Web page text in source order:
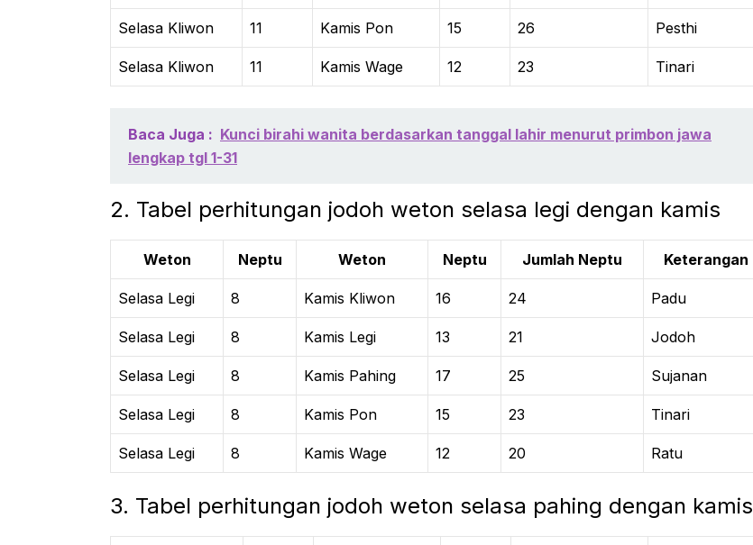
Selasa Kliwon 11 Kamis Pon 15 26 Pesthi
Selasa Kliwon 11 Kamis Wage 12 23 Tinari
Baca Juga : Kunci birahi wanita berdasarkan tanggal lahir menurut primbon jawa
lengkap tgl 1-31
2. Tabel perhitungan jodoh weton selasa legi dengan kamis
Weton Neptu Weton Neptu Jumlah Neptu Keterangan
Selasa Legi 8 Kamis Kliwon 16 24 Padu
Selasa Legi 8 Kamis Legi 13 21 Jodoh
Selasa Legi 8 Kamis Pahing 17 25 Sujanan
Selasa Legi 8 Kamis Pon 15 23 Tinari
Selasa Legi 8 Kamis Wage 12 20 Ratu
3. Tabel perhitungan jodoh weton selasa pahing dengan kamis